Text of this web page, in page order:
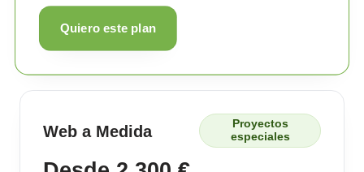
Quiero este plan
Web a Medida
Proyectos
especiales